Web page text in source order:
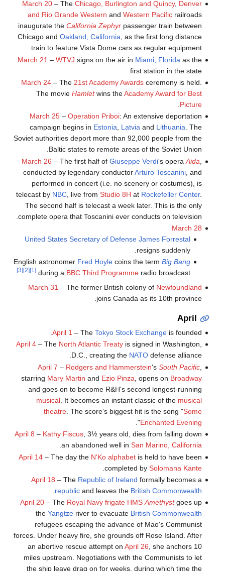
March 20– The Chicago, Burlington and Quincy, Denver
and Rio Grande Western and Western Pacificrailroads
inaugurate the California Zephyrpassenger train between
Chicago and Oakland, California , as the first long distance
train to feature Vista Dome cars as regular equipment.
March 21 – WTVJ signs on the air in Miami, Florida as the
first station in the state.
March 24– The 21st Academy Awardsceremony is held.
The movie Hamletwins theAcademy Award for Best
Picture
March 25– Operation Priboi: An extensive deportation
campaign begins in Estonia, Latviaand Lithuania. The
Soviet authorities deport more than 92,000 people from the
Baltic states to remote areas of the Soviet Union.
March 26 – The first half of Giuseppe Verdi's opera Aida
conducted by legendary conductorArturo Toscanini, and
performed in concert (i.e. no scenery or costumes), is
telecast by NBC, live from Studio 8H at Rockefeller Center.
The second half is telecast a week later. This is the only
complete opera that Toscanini ever conducts on television.
March 28
United States Secretary of Defense James Forrestal
resigns suddenly.
English astronomer Fred Hoyle coins the termBig Bang
during a BBC Third Programme radio broadcast.
[1]
[2]
[3]
March 31 – The former British colony of Newfoundland
joins Canada as its 10th province.
April
April 1 – The Tokyo Stock Exchangeis founded.
April 4– The North Atlantic Treatyis signed in Washington,
D.C., creating the NATOdefense alliance.
April 7 – Rodgers and Hammerstein's South Pacific,
starring Mary Martin and Ezio Pinza , opens on Broadway
and goes on to become R&H's second longest-running
musical. It becomes an instant classic of the musical
theatre. The score's biggest hit is the song "Some
Enchanted Evening
".
April 8 – Kathy Fiscus, 3½ years old, dies from falling down
an abandoned well in San Marino, California
.
April 14– The day the N'Ko alphabetis held to have been
completed by Solomana Kante
April 18 – The Republic of Ireland formally becomes a
republicand leaves the British Commonwealth
April 20– The Royal Navy frigate HMSAmethystgoes up
the Yangtzeriver to evacuate British Commonwealth
refugees escaping the advance of Mao's Communist
forces. Under heavy fire, she grounds off Rose Island. After
an abortive rescue attempt on April 26, she anchors 10
miles upstream. Negotiations with the Communists to let
the ship leave drag on for weeks, during which time the